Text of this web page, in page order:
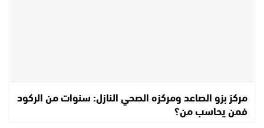
مركز بزو الصاعد ومركزه الصحي النازل: سنوات من الركود
فمن يحاسب من؟